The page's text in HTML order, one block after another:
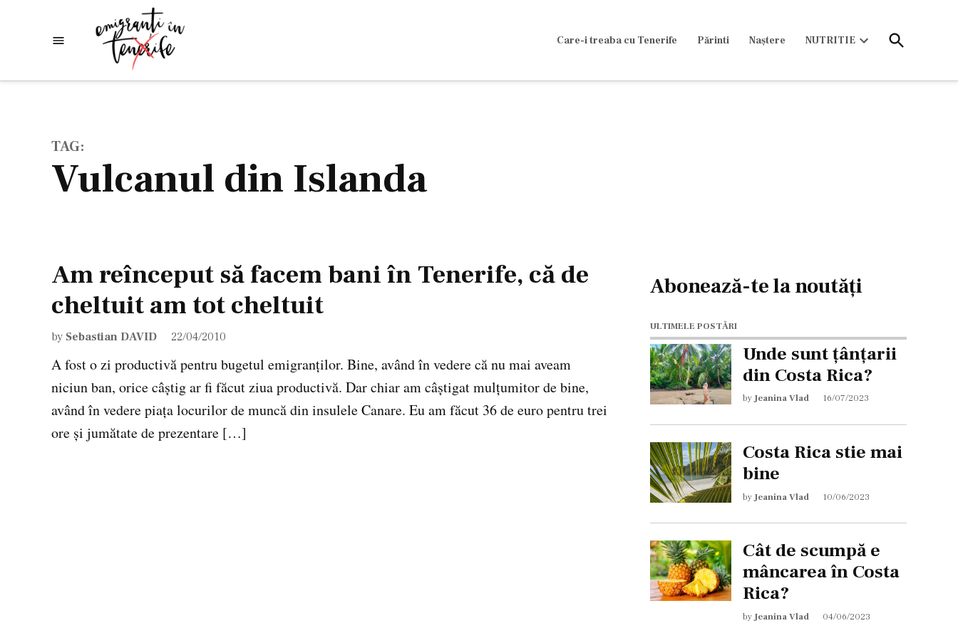
Care-i treaba cu Tenerife Părinti Naștere NUTRITIE
Open
Search
TAG:
vulcanul din Islanda
Am reînceput să facem bani în Tenerife, că de
cheltuit am tot cheltuit
by Sebastian DAVID 22/04/2010
A fost o zi productivă pentru bugetul emigranţilor. Bine, având în vedere că nu mai aveam
niciun ban, orice câştig ar fi făcut ziua productivă. Dar chiar am câştigat mulţumitor de bine,
având în vedere piaţa locurilor de muncă din insulele Canare. Eu am făcut 36 de euro pentru trei
ore şi jumătate de prezentare […]
Abonează-te la noutăți
ULTIMELE POSTĂRI
Unde sunt țânțarii
din Costa Rica?
byJeanina Vlad 16/07/2023
Costa Rica stie mai
bine
by Jeanina Vlad 10/06/2023
Cât de scumpă e
mâncarea în Costa
Rica?
by Jeanina Vlad 04/06/2023